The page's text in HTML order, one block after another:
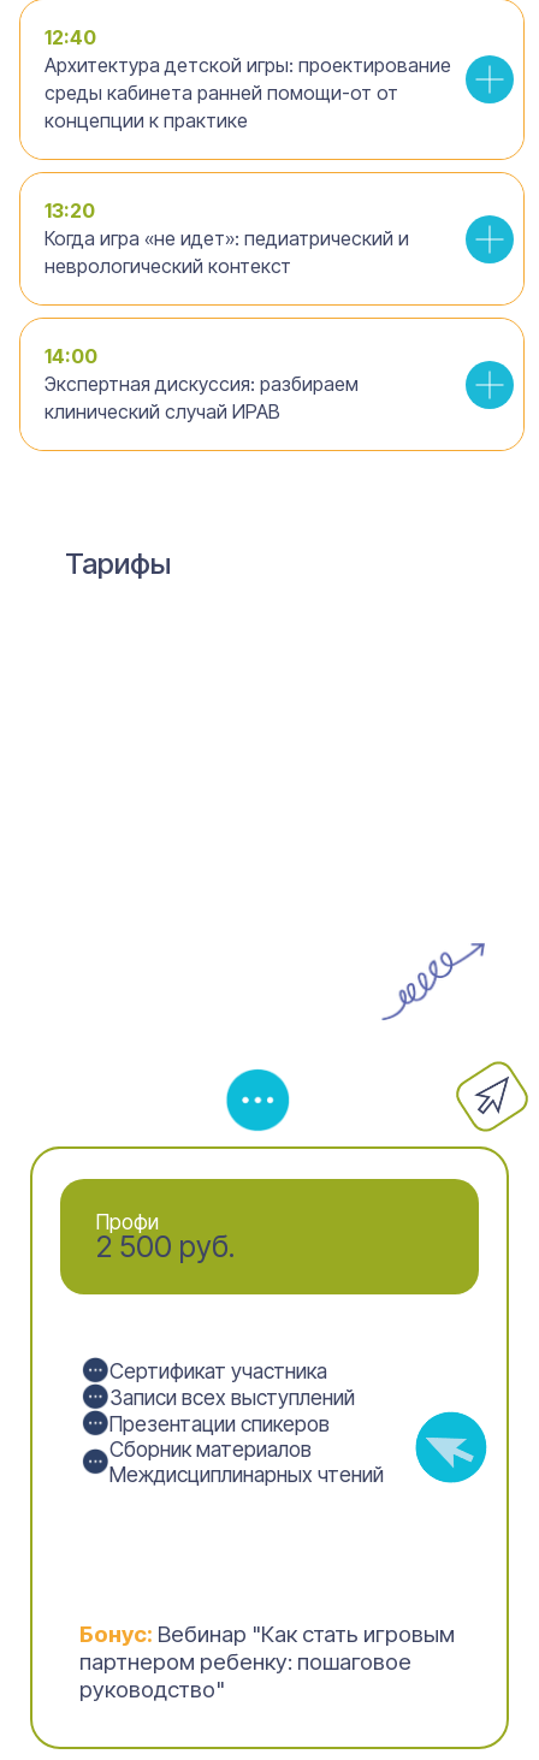
12:40
Архитектура детской игры: проектирование
среды кабинета ранней помощи-от от
концепции к практике
13:20
Когда игра «не идет»: педиатрический и
неврологический контекст
14:00
Экспертная дискуссия: разбираем
клинический случай ИРАВ
Тарифы
Сертификат участника
Записи всех выступлений
Сборник материалов
Профи
2 500 руб.